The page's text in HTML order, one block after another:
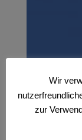
Wir
zur